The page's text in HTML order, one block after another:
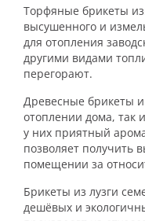
Торфяные брикеты
высушенного и
для отопления
другими видами
перегорают.
Древесные брикеты
отоплении дома, так
у них приятный
позволяет получить
помещении за
Брикеты из лузги
дешёвых и